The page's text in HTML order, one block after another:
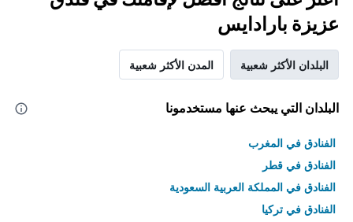
عزيزة بارادايس
البلدان الأكثر شعبية المدن الأكثر شعبية
البلدان التي يبحث عنها مستخدمونا
الفنادق في المغرب
الفنادق في قطر
الفنادق في المملكة العربية السعودية
الفنادق في تركيا